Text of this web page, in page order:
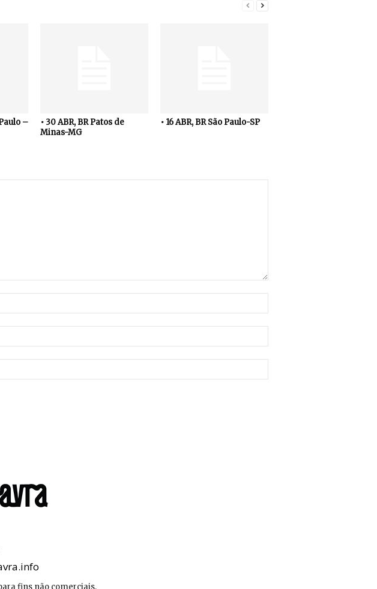
–
• 30 ABR, BR Patos de
Minas-MG
• 16 ABR, BR São Paulo-SP
fins não comerciais,